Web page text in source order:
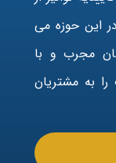
این حوزه می
مجرب و با
به مشتریان